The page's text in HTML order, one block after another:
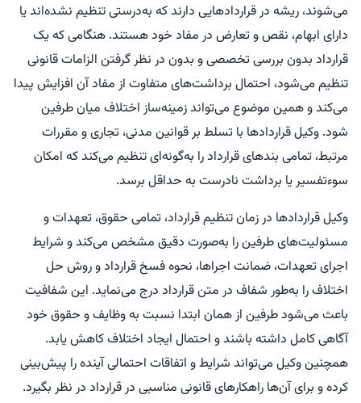
می‌شوند، ریشه در قراردادهایی دارند که به‌درستی تنظیم نشده‌اند یا
دارای ابهام، نقص و تعارض در مفاد خود هستند. هنگامی که یک
قرارداد بدون بررسی تخصصی و بدون در نظر گرفتن الزامات قانونی
تنظیم می‌شود، احتمال برداشت‌های متفاوت از مفاد آن افزایش پیدا
می‌کند و همین موضوع می‌تواند زمینه‌ساز اختلاف میان طرفین
شود. وکیل قراردادها با تسلط بر قوانین مدنی، تجاری و مقررات
مرتبط، تمامی بندهای قرارداد را به‌گونه‌ای تنظیم می‌کند که امکان
سوءتفسیر یا برداشت نادرست به حداقل برسد.
وکیل قراردادها در زمان تنظیم قرارداد، تمامی حقوق، تعهدات و
مسئولیت‌های طرفین را به‌صورت دقیق مشخص می‌کند و شرایط
اجرای تعهدات، ضمانت اجراها، نحوه فسخ قرارداد و روش حل
اختلاف را به‌طور شفاف در متن قرارداد درج می‌نماید. این شفافیت
باعث می‌شود طرفین از همان ابتدا نسبت به وظایف و حقوق خود
آگاهی کامل داشته باشند و احتمال ایجاد اختلاف کاهش یابد.
همچنین وکیل می‌تواند شرایط و اتفاقات احتمالی آینده را پیش‌بینی
کرده و برای آن‌ها راهکارهای قانونی مناسبی در قرارداد در نظر بگیرد.